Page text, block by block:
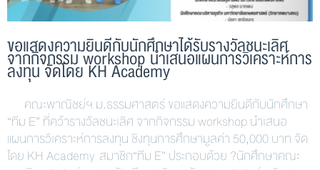
ขอแสดงความยินดีกับนักศึกษาได้รับรางวัลชนะเลิศ
จากกิจกรรม workshop นำเสนอแผนการวิเคราะห์การ
ลงทุน จัดโดย KH Academy
คณะพาณิชย์ฯ ม.ธรรมศาสตร์ ขอแสดงความยินดีกับนักศึกษา
“ทีม E” ที่คว้ารางวัลชนะเลิศ จากกิจกรรม workshop นำเสนอ
แผนการวิเคราะห์การลงทุน ชิงทุนการศึกษามูลค่า 50,000 บาท จัด
โดย KH Academy สมาชิก“ทีม E” ประกอบด้วย ?นักศึกษาคณะ